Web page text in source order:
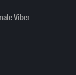
Viber